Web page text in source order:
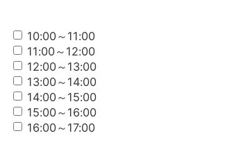
10:00～11:00
11:00～12:00
12:00～13:00
13:00～14:00
14:00～15:00
15:00～16:00
16:00～17:00